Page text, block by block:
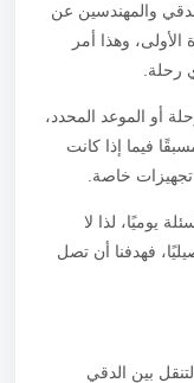
والمهندسين عن
وهذا أمر
أو الموعد المحدد،
فيما إذا كانت
خاصة.
يوميًا، لذا لا
فهدفنا أن تصل
بين الدقي